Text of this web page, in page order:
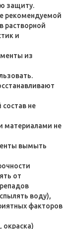
защиту.
рекомендуемой
растворной
и
из
не
материалами не
вымыть
от
воду),
факторов